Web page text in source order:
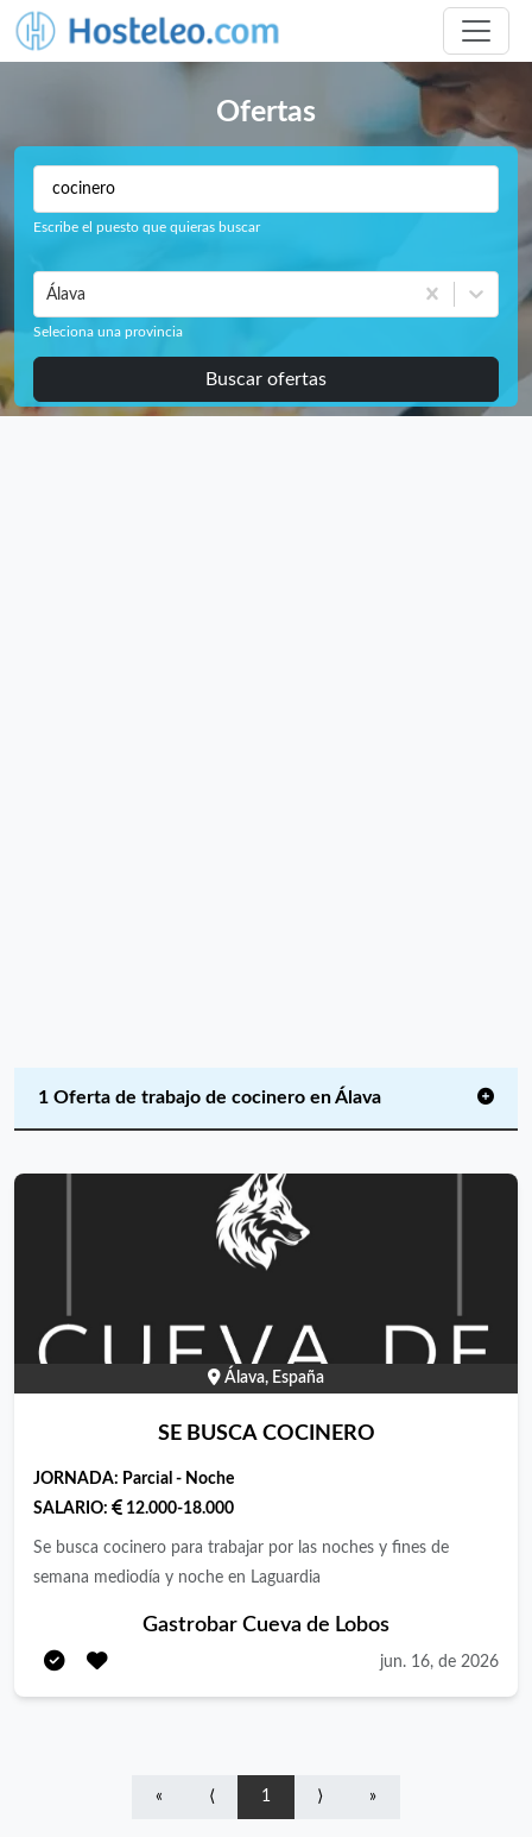
Ofertas
Escribe el puesto que quieras buscar
Álava
Seleciona una provincia
Buscar ofertas
1 Oferta de trabajo de cocinero en Álava
Álava, España
SE BUSCA COCINERO
JORNADA: Parcial - Noche
SALARIO:
12.000-18.000
Se busca cocinero para trabajar por las noches y fines de
semana mediodía y noche en Laguardia
Gastrobar Cueva de Lobos
jun. 16, de 2026
« ⟨ 1 ⟩ »